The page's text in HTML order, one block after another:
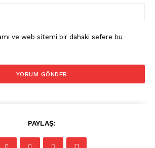
ve web sitemi bir dahaki sefere bu
PAYLAŞ: